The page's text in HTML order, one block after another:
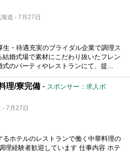
道 - 7月27日
生・待遇充実のブライダル企業で調理ス
婚式場で素材にこだわり抜いたフレン
のパーティやレストランにて、提...
理/寮完備 - スポンサー：求人ボ
- 7月27日
るホテルのレストランで働く中華料理の
理経験者歓迎しています 仕事内容 ホテ